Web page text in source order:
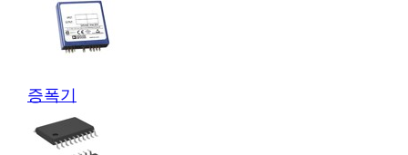
증폭기